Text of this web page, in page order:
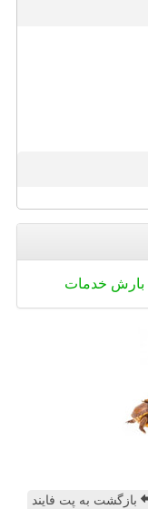
بارش خدمات
بازگشت به پت فایند